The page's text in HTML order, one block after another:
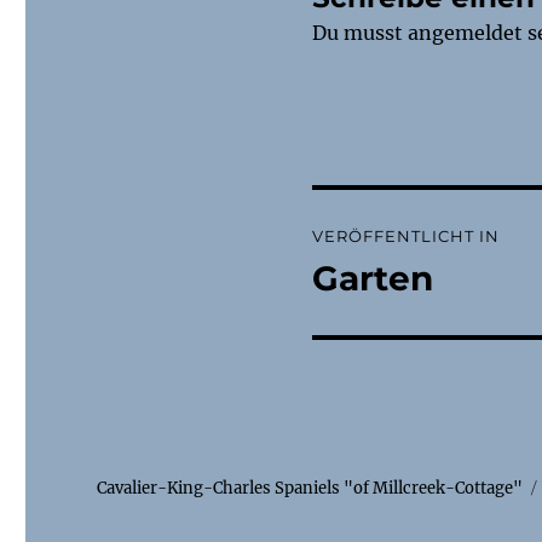
Du musst angemeldet
VERÖFFENTLICHT IN
Garten
Cavalier-King-Charles Spaniels "of Millcreek-Cottage"